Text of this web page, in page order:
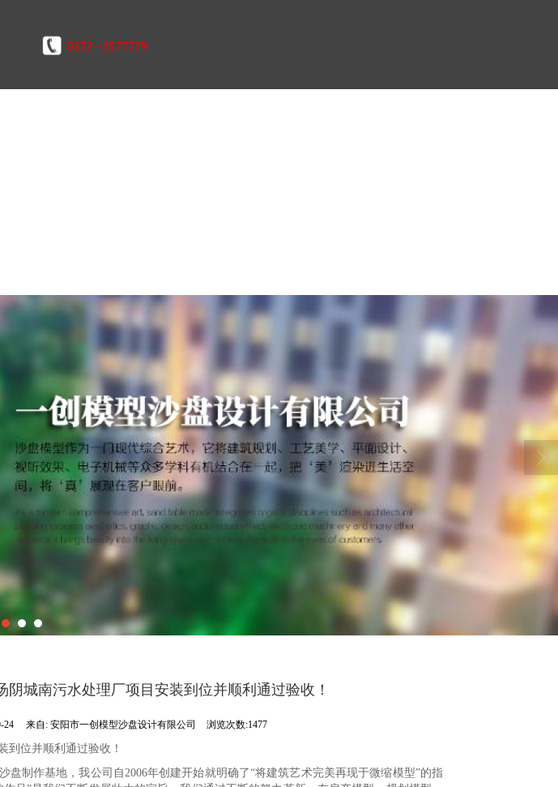
阴城南污水处理厂项目安装到位并顺利通过验收！
24 来自:安阳市一创模型沙盘设计有限公司 浏览次数:1477
到位并顺利通过验收！
盘制作基地，我公司自2006年创建开始就明确了“将建筑艺术完美再现于微缩模型”的指